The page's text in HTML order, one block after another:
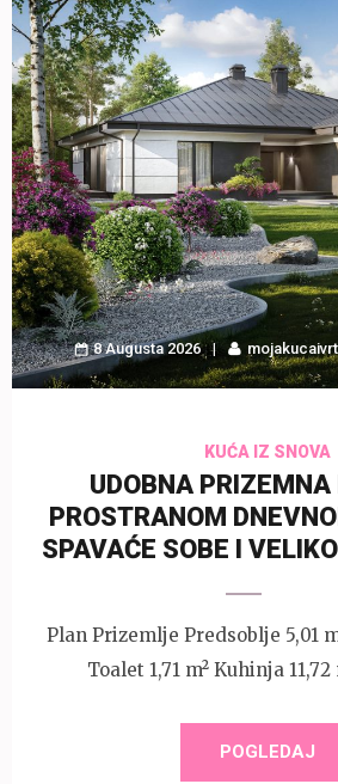
8 Augusta 2026 mojakucaivrt
KUĆA IZ SNOVA
UDOBNA
PROSTRANOM
SPAVAĆE SOBE I
Plan Prizemlje Predsoblje 5,01
Toalet 1,71 m² Kuhinja
POGLEDAJ